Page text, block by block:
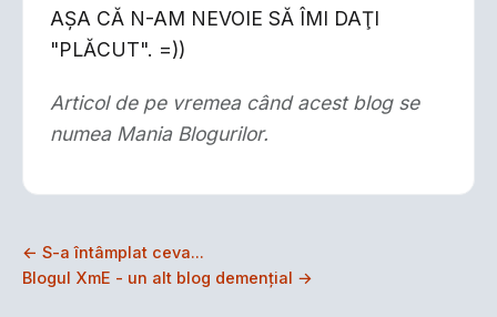
AŞA CĂ N-AM NEVOIE SĂ ÎMI DAŢI
"PLĂCUT". =))
Articol de pe vremea când acest blog se
numea Mania Blogurilor.
← S-a întâmplat ceva...
Blogul XmE - un alt blog demenţial →